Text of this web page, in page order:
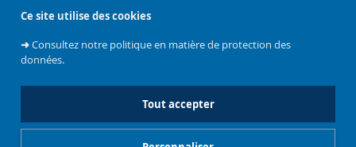
Ce site utilise des cookies
➜Consultez notre politique en matière de protection des
données.
Tout accepter
l'Université
Bruxelles Contacts Emploi